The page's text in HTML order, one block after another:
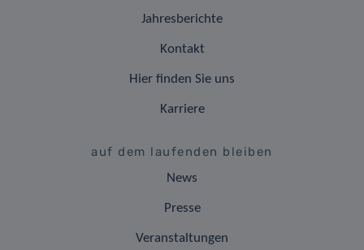
Jahresberichte
Kontakt
Hier finden Sie uns
Karriere
auf dem laufenden bleiben
News
Presse
Veranstaltungen